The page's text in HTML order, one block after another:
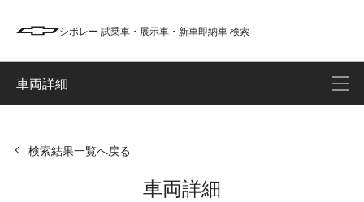
シボレー 試乗車・展示車・新車即納車 検索
車両詳細
検索結果一覧へ戻る
車両詳細